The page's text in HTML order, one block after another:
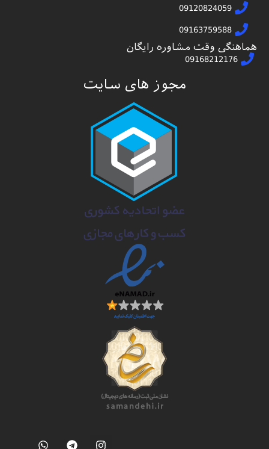
09120824059
09163759588
هماهنگی وقت مشاوره رایگان
09168212176
مجوز های سایت